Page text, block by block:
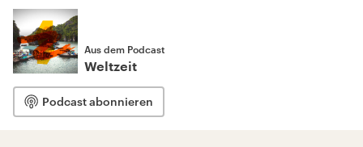
Aus dem Podcast
Weltzeit
Podcast abonnieren